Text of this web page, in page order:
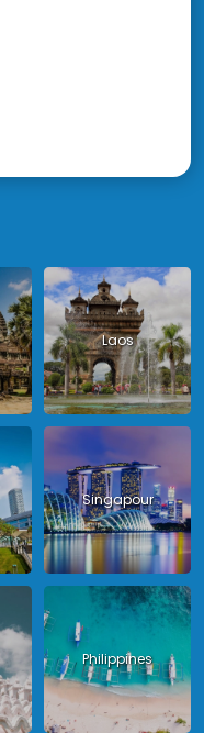
Laos
Singapour
Philippines